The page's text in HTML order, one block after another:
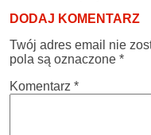
DODAJ KOMENTARZ
Twój adres email nie
pola są oznaczone *
Komentarz *